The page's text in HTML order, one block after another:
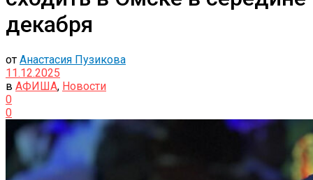
декабря
от Анастасия Пузикова
11.12.2025
в АФИША, Новости
0
0